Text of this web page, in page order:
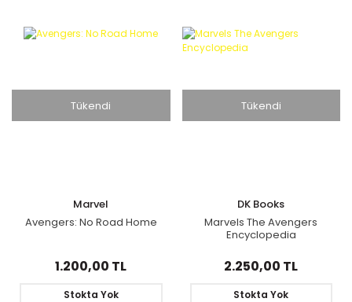
Tükendi
Marvel
Avengers: No Road Home
1.200,00 TL
Stokta Yok
Tükendi
DK Books
Marvels The Avengers
Encyclopedia
2.250,00 TL
Stokta Yok